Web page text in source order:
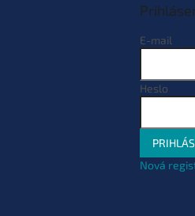
E-mail
Heslo
Nová